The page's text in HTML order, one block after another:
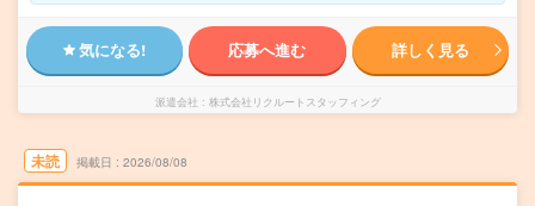
気になる! 応募へ進む 詳しく見る
派遣会社 株式会社リクルートスタッフィング
未読 掲載日 2026/08/08